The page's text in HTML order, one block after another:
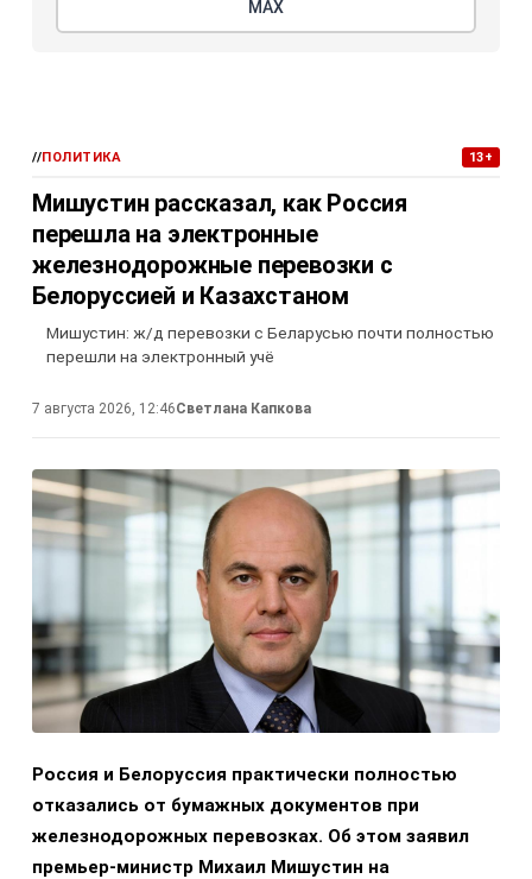
МАХ
//ПОЛИТИКА 13+
Мишустин рассказал, как Россия
перешла на электронные
железнодорожные перевозки с
Белоруссией и Казахстаном
Мишустин: ж/д перевозки с Беларусью почти полностью
перешли на электронный учё
7 августа 2026, 12:46Светлана Капкова
Россия и Белоруссия практически полностью
отказались от бумажных документов при
железнодорожных перевозках. Об этом заявил
премьер-министр Михаил Мишустин на